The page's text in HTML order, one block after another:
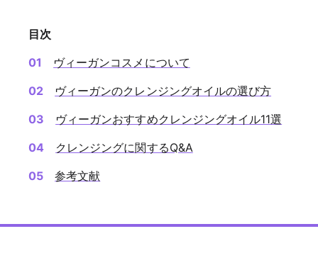
目次
ヴィーガンコスメについて
ヴィーガンのクレンジングオイルの選び方
ヴィーガンおすすめクレンジングオイル11選
クレンジングに関するQ&A
参考文献